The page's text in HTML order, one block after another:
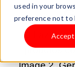
used in your
preference not to
Accept
O
produtos